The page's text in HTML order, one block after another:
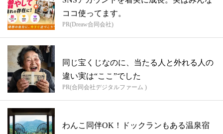
ココ使ってます。
PR(Dreaw合同会社)
同じ宝くじなのに、当たる人と外れる人の
違い実は“ここ”でした
PR(合同会社デジタルファーム )
わんこ同伴OK！ドックランもある温泉宿